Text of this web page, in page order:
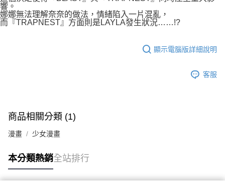
任。
４．使用「AFTEE先享後付」時，將依據個別帳號之用戶狀況，依本公司即
時審查核予不同之上限額度；若仍有額度不足之情形，本公司將視審查結果
恩沛科技股份有限公司將有權停止該用戶之使用額度並採取法律行動。
每筆NT$100，滿NT$800(含以上)免運費
國家/地區配送
響。
娜娜無法理解奈奈的做法，情緒陷入一片混亂，
而『TRAPNEST』方面則是LAYLA發生狀況……!?
顯示電腦版詳細說明
客服
商品相關分類 (1)
漫畫 少女漫畫
本分類熱銷全站排行